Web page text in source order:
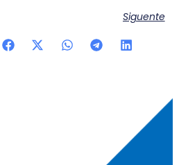
Siguente